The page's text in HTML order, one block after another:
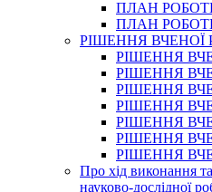
ПЛАН РОБОТИ
ПЛАН РОБОТИ
РІШЕННЯ ВЧЕНОЇ
РІШЕННЯ
РІШЕННЯ
РІШЕННЯ
РІШЕННЯ
РІШЕННЯ
РІШЕННЯ
РІШЕННЯ
Про хід виконання
науково-дослідної